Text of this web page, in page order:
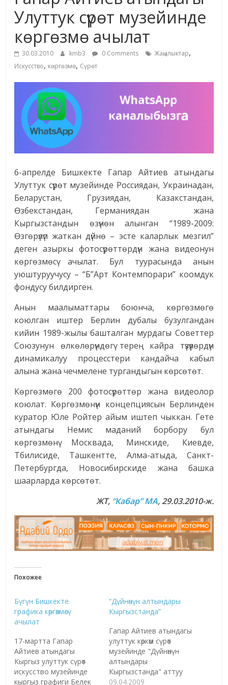
маданияты
жана
адабияты
Улуттук сүрөт музейинде
көргөзмө ачылат
30.03.2010 kmb3 0 Comments Жаңылыктар,
Искусство, көргөзмө, Сүрөт
6-апрелде Бишкекте Гапар Айтиев атындагы
Улуттук сүрөт музейинде Россиядан, Украинадан,
Беларустан, Грузиядан, Казакстандан,
Өзбекстандан, Германиядан жана
Кыргызстандын өзүнөн алынган “1989-2009:
Өзгөрүлүп жаткан дүйнө – эсте каларлык мезгил”
деген азыркы фотосүрөттөрдүн жана видеонун
көргөзмөсү ачылат. Бул туурасында анын
уюштуруучусу – “Б”Арт Контемпорари” коомдук
фондусу билдирген.
Анын маалыматтары боюнча, көргөзмөгө
коюлган иштер Берлин дубалы бузулгандан
кийин 1989-жылы башталган мурдагы Советтер
Союзунун өлкөлөрүндөгү терең кайра түзүүлөрдүн
динамикалуу процесстери кандайча кабыл
алына жана чечмелене тургандыгын көрсөтөт.
Көргөзмөгө 200 фотосүрөттөр жана видеолор
коюлат. Көргөзмөнүн концепциясын Берлинден
куратор Юле Ройтер айым иштеп чыккан. Гете
атындагы Немис маданий борбору бул
көргөзмөнү Москвада, Минскиде, Киевде,
Тбилисиде, Ташкентте, Алма-атыда, Санкт-
Петербургда, Новосибирскиде жана башка
шаарларда көрсөтөт.
ЖТ, “Кабар” МА, 29.03.2010-ж.
Похожее
Бүгүн Бишкекте
графика көргөзмөсү
ачылат
17-мартта Гапар
Айтиев атындагы
Кыргыз улуттук сүрөт
искусство музейинде
кыргыз графиги Белек
“Дүйнөнүн алтындары
Кыргызстанда”
Гапар Айтиев атындагы
улуттук көркөм сүрөт
музейинде "Дүйнөнүн
алтындары
Кыргызстанда" аттуу
көргөзмө өтүүдө. Азия,
09.04.2009